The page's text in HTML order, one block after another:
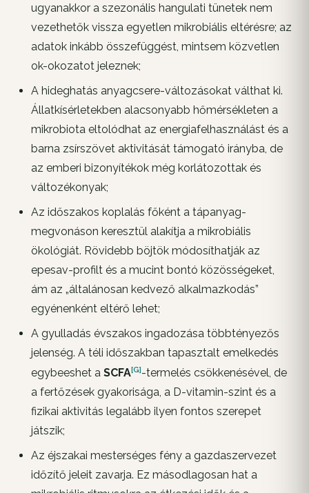
ugyanakkor a szezonális hangulati tünetek nem
vezethetők vissza egyetlen mikrobiális eltérésre; az
adatok inkább összefüggést, mintsem közvetlen
ok-okozatot jeleznek;
A hideghatás anyagcsere-változásokat válthat ki.
Állatkísérletekben alacsonyabb hőmérsékleten a
mikrobiota eltolódhat az energiafelhasználást és a
barna zsírszövet aktivitását támogató irányba, de
az emberi bizonyítékok még korlátozottak és
változékonyak;
Az időszakos koplalás főként a tápanyag-
megvonáson keresztül alakítja a mikrobiális
ökológiát. Rövidebb böjtök módosíthatják az
epesav-profilt és a mucint bontó közösségeket,
ám az „általánosan kedvező alkalmazkodás”
egyénenként eltérő lehet;
A gyulladás évszakos ingadozása többtényezős
jelenség. A téli időszakban tapasztalt emelkedés
egybeeshet a SCFA[G]-termelés csökkenésével, de
a fertőzések gyakorisága, a D-vitamin-szint és a
fizikai aktivitás legalább ilyen fontos szerepet
játszik;
Az éjszakai mesterséges fény a gazdaszervezet
időzítő jeleit zavarja. Ez másodlagosan hat a